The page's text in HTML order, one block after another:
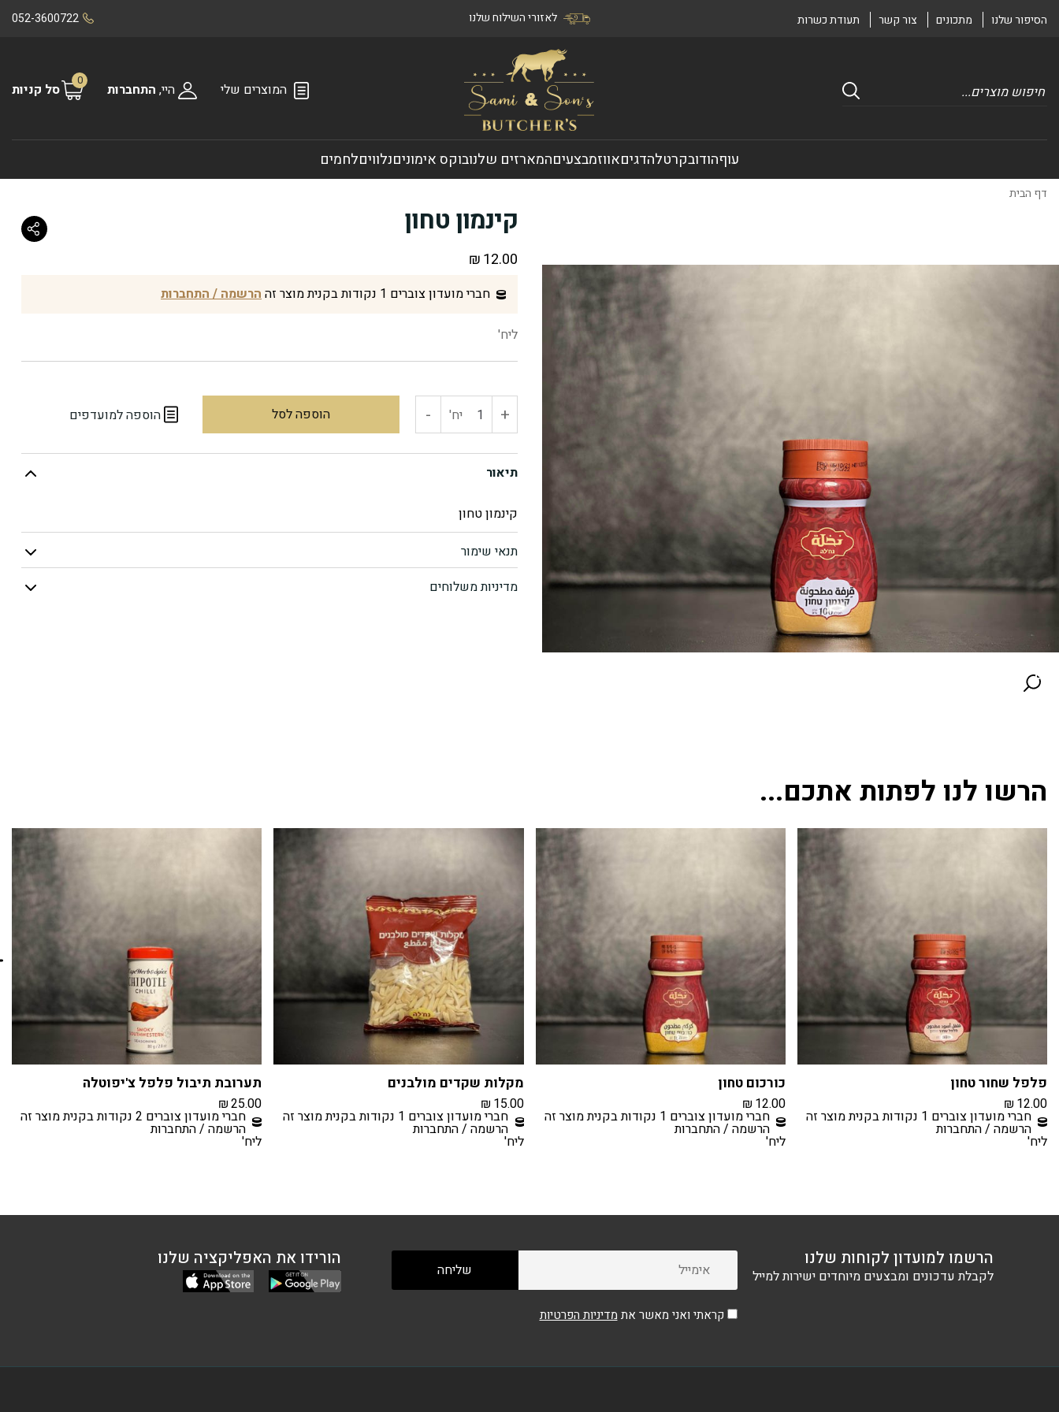
הסיפור שלנו מתכונים צור קשר תעודת כשרות לאזורי השילוח שלנו 052-3600722
search המוצרים שלי היי, התחברות
0
סל קניות
עוףהודובקרטלהדגיםאווזמבצעיםהמארזים שלנובוקס אימוניםנלוויםלחמים
דף הבית
קינמון טחון
₪12.00
חברי מועדון צוברים 1 נקודות בקנית מוצר זה הרשמה / התחברות
ליח'
+ כמות
טחון
יח' - הוספה לסל הוספה למועדפים
תיאור
קינמון טחון
תנאי שימור
מדיניות משלוחים
הרשו לנו לפתות אתכם...
פלפל שחור טחון
₪ 12.00
חברי מועדון צוברים 1 נקודות בקנית מוצר זה
הרשמה / התחברות
ליח'
כורכום טחון
₪ 12.00
חברי מועדון צוברים 1 נקודות בקנית מוצר זה
הרשמה / התחברות
ליח'
מקלות שקדים מולבנים
₪ 15.00
חברי מועדון צוברים 1 נקודות בקנית מוצר זה
הרשמה / התחברות
ליח'
תערובת תיבול פלפל צ'יפוטלה
₪25.00
חברי מועדון צוברים 2 נקודות בקנית מוצר זה
הרשמה / התחברות
ליח'
הרשמו למועדון לקוחות שלנו
לקבלת עדכונים ומבצעים מיוחדים ישירות למייל
קראתי ואני מאשר את מדיניות הפרטיות
הורידו את האפליקציה שלנו